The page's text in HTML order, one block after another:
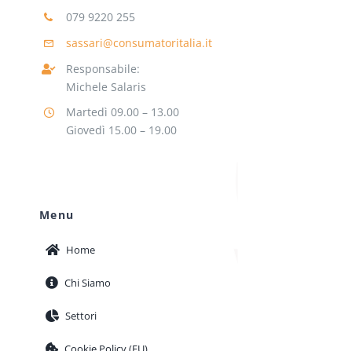
079 9220 255
sassari@consumatoritalia.it
Responsabile:
Michele Salaris
Martedì 09.00 – 13.00
Giovedì 15.00 – 19.00
Menu
Home
Chi Siamo
Settori